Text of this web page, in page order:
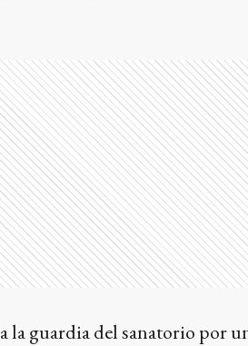
la guardia del sanatorio por